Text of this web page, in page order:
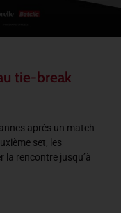
tie-break
après un match
set, les
la rencontre jusqu’à